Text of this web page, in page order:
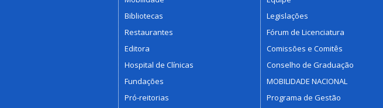
Bibliotecas
Restaurantes
Editora
Hospital de Clínicas
Fundações
Pró-reitorias
Legislações
Fórum de Licenciatura
Comissões e Comitês
Conselho de Graduação
MOBILIDADE NACIONAL
Programa de Gestão